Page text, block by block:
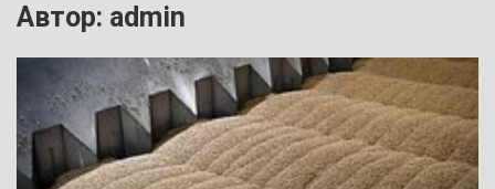
Автор: admin